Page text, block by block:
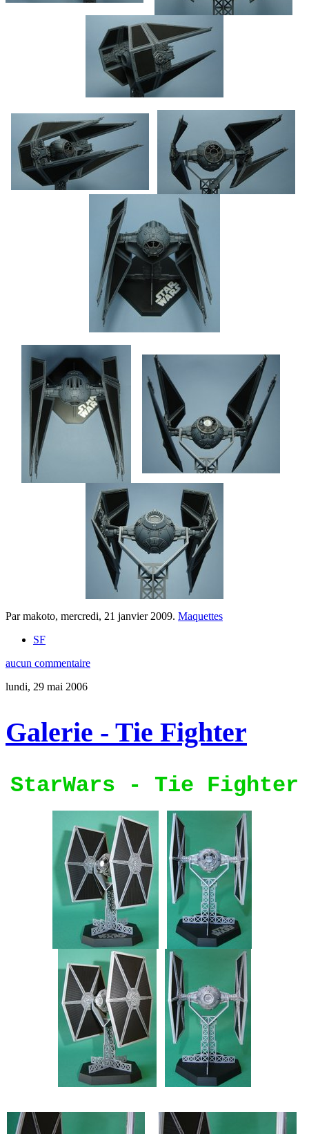
Par makoto, mercredi, 21 janvier 2009. Maquettes
SF
aucun commentaire
lundi, 29 mai 2006
Galerie - Tie Fighter
StarWars - Tie Fighter